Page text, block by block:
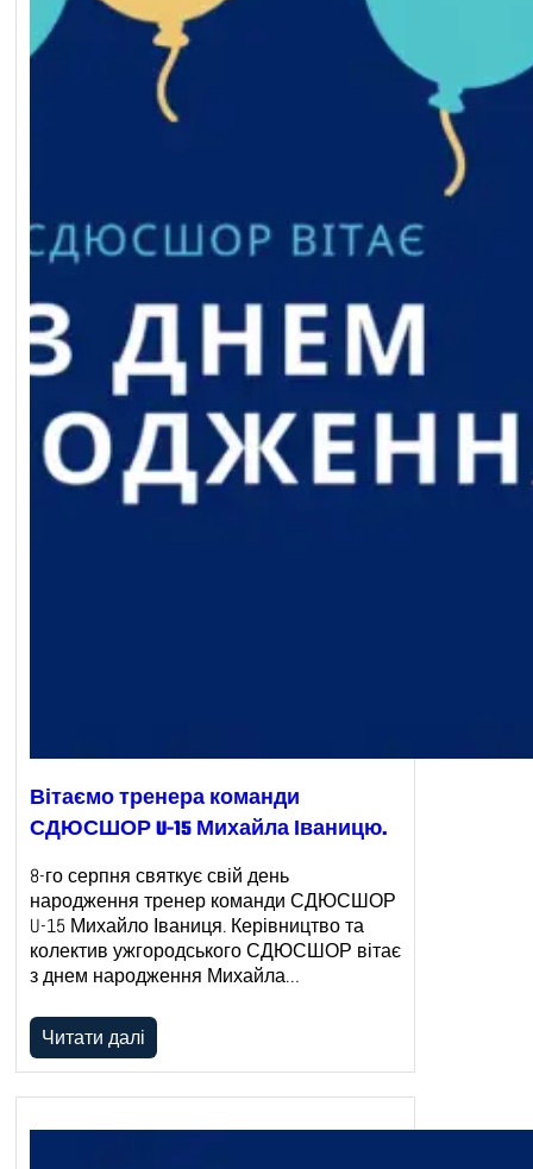
Вітаємо тренера команди
СДЮСШОР U-15 Михайла Іваницю.
8-го серпня святкує свій день
народження тренер команди СДЮСШОР
U-15 Михайло Іваниця. Керівництво та
колектив ужгородського СДЮСШОР вітає
з днем народження Михайла…
Читати далі